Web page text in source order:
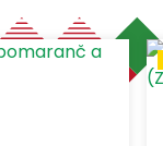
SANPELLEGRINO(20)